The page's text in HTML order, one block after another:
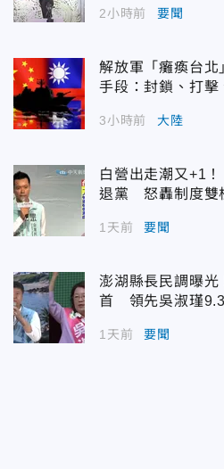
2小時前 要聞
解放軍「癱瘓台北
手段：封鎖、打擊
3小時前 大陸
白營出走潮又+1
退黨 怒轟制度雙
1天前 要聞
澎湖縣長民調曝光
首 領先吳淑瑾
1天前 要聞